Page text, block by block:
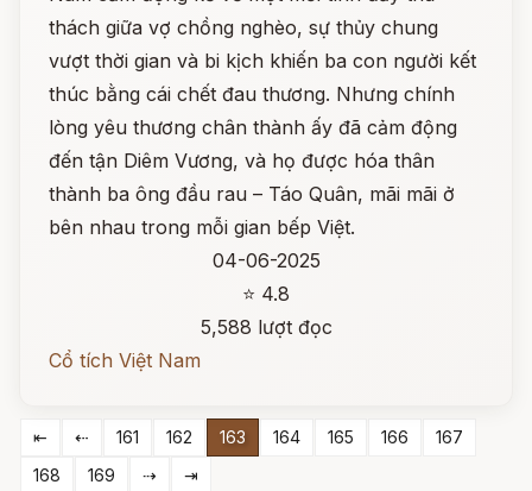
thách giữa vợ chồng nghèo, sự thủy chung
vượt thời gian và bi kịch khiến ba con người kết
thúc bằng cái chết đau thương. Nhưng chính
lòng yêu thương chân thành ấy đã cảm động
đến tận Diêm Vương, và họ được hóa thân
thành ba ông đầu rau – Táo Quân, mãi mãi ở
bên nhau trong mỗi gian bếp Việt.
04-06-2025
⭐ 4.8
5,588 lượt đọc
Cổ tích Việt Nam
⇤ ⇠ 161 162 163 164 165 166
167
168
169 ⇢ ⇥